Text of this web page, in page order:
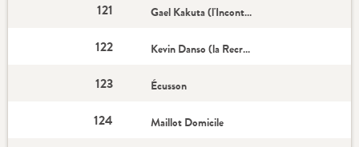
121 Gael Kakuta (l'Incontournable)
122 Kevin Danso (la Recrue)
123 Écusson
124 Maillot Domicile